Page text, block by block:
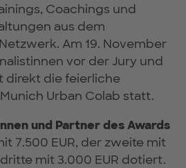
Coachings und
aus dem
Am 19. November
vor der Jury und
direkt die feierliche
Urban Colab statt.
und Partner des Awards
7.500 EUR, der zweite mit
mit 3.000 EUR dotiert.